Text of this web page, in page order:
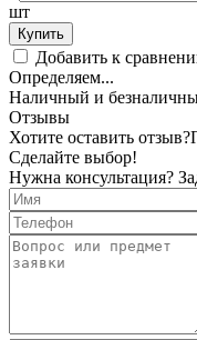
шт
Купить
Добавить к
Определяем...
Наличный и
Отзывы
Хотите оставить отзыв?
Сделайте выбор!
Нужна консультация?